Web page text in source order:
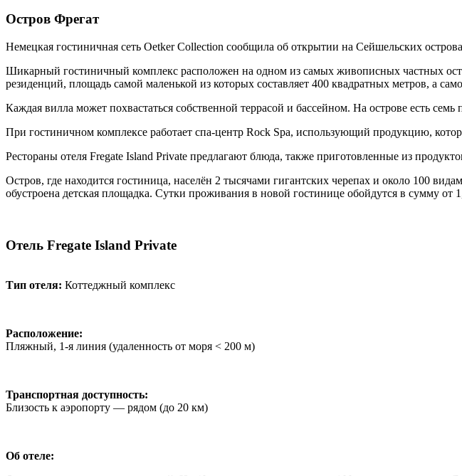
Остров Фрегат
Немецкая гостиничная сеть Oetker Collection сообщила об открытии на Сейшельских
Шикарный гостиничный комплекс расположен на одном из самых живописных частных
резиденций, площадь самой маленькой из которых составляет 400 квадратных метров, а
Каждая вилла может похвастаться собственной террасой и бассейном. На острове есть
При гостиничном комплексе работает спа-центр Rock Spa, использующий продукцию,
Рестораны отеля Fregate Island Private предлагают блюда, также приготовленные из
Остров, где находится гостиница, населён 2 тысячами гигантских черепах и около 100
обустроена детская площадка. Сутки проживания в новой гостинице обойдутся в сумму от
Отель Fregate Island Private
Тип отеля: Коттеджный комплекс
Расположение:
Пляжный, 1-я линия (удаленность от моря < 200 м)
Транспортная доступность:
Близость к аэропорту — рядом (до 20 км)
Об отеле: